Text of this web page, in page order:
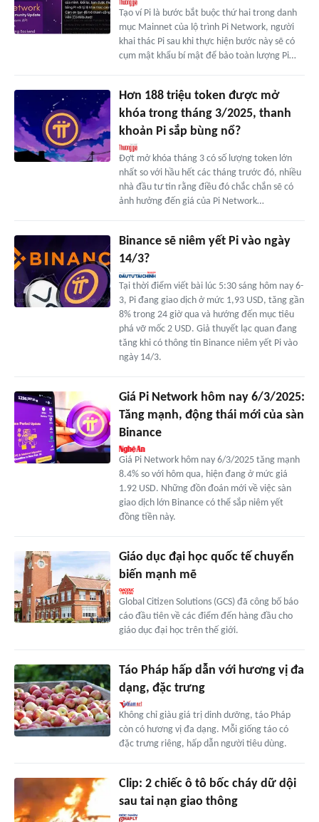
Tạo ví Pi là bước bắt buộc thứ hai trong danh
mục Mainnet của lộ trình Pi Network, người
khai thác Pi sau khi thực hiện bước này sẽ có
cụm mật khẩu bí mật để bảo toàn lượng Pi…
Hơn 188 triệu token được mở
khóa trong tháng 3/2025, thanh
khoản Pi sắp bùng nổ?
Đợt mở khóa tháng 3 có số lượng token lớn
nhất so với hầu hết các tháng trước đó, nhiều
nhà đầu tư tin rằng điều đó chắc chắn sẽ có
ảnh hưởng đến giá của Pi Network…
Binance sẽ niêm yết Pi vào ngày
14/3?
Tại thời điểm viết bài lúc 5:30 sáng hôm nay 6-
3, Pi đang giao dịch ở mức 1,93 USD, tăng gần
8% trong 24 giờ qua và hướng đến mục tiêu
phá vỡ mốc 2 USD. Giả thuyết lạc quan đang
tăng khi có thông tin Binance niêm yết Pi vào
ngày 14/3.
Giá Pi Network hôm nay 6/3/2025:
Tăng mạnh, động thái mới của sàn
Binance
Giá Pi Network hôm nay 6/3/2025 tăng mạnh
8.4% so với hôm qua, hiện đang ở mức giá
1.92 USD. Những đồn đoán mới về việc sàn
giao dịch lớn Binance có thể sắp niêm yết
đồng tiền này.
Giáo dục đại học quốc tế chuyển
biến mạnh mẽ
Global Citizen Solutions (GCS) đã công bố báo
cáo đầu tiên về các điểm đến hàng đầu cho
giáo dục đại học trên thế giới.
Táo Pháp hấp dẫn với hương vị đa
dạng, đặc trưng
Không chỉ giàu giá trị dinh dưỡng, táo Pháp
còn có hương vị đa dạng. Mỗi giống táo có
đặc trưng riêng, hấp dẫn người tiêu dùng.
Clip: 2 chiếc ô tô bốc cháy dữ dội
sau tai nạn giao thông